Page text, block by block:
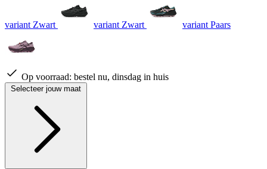
Dezelfde
variant Zwart variant Zwart variant Paars
Op voorraad: bestel nu, dinsdag in huis
Selecteer jouw maat